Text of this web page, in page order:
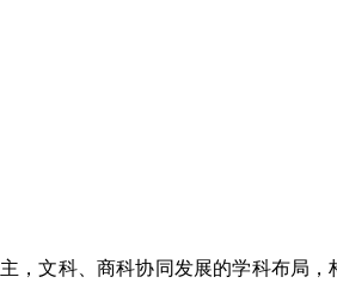
，文科、商科协同发展的学科布局，